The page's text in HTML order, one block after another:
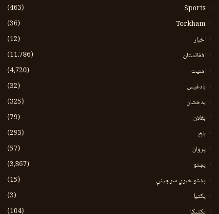
Sports
(463)
Torkham
(36)
اخبار
(12)
افغانستان
(11،786)
امنیت
(4،720)
بادغیس
(32)
بدخشان
(325)
بغلان
(79)
بلخ
(293)
پروان
(57)
پښتو
(3،867)
پښتو خبري سرچينې
(15)
پکتيا
(3)